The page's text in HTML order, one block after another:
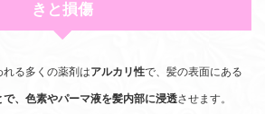
きと損傷
る多くの薬剤はアルカリ性で、髪の表面にある
、色素やパーマ液を髪内部に浸透させます。